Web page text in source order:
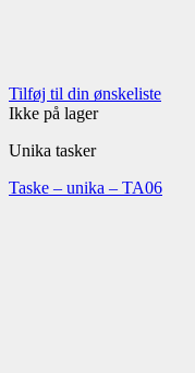
Tilføj til din ønskeliste
Ikke på lager
Unika tasker
Taske – unika – TA06